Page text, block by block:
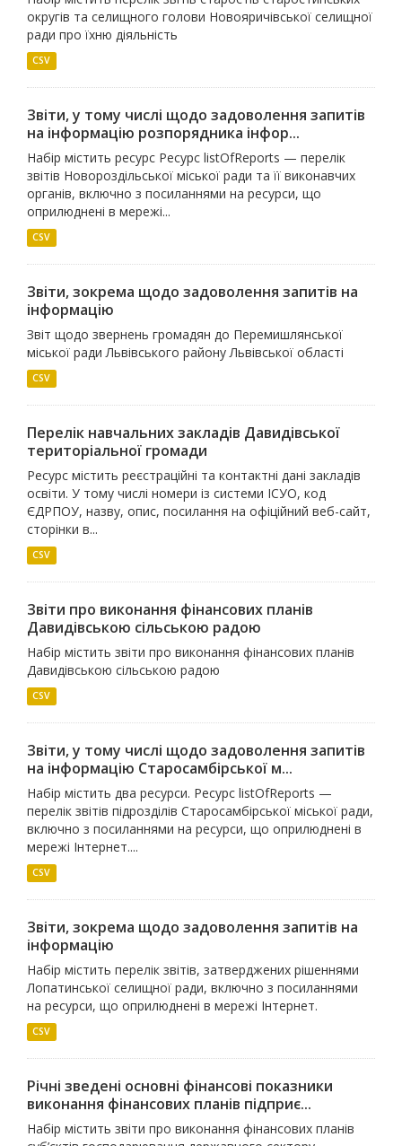
округів та селищного голови Новояричівської селищної
ради про їхню діяльність
CSV
Звіти, у тому числі щодо задоволення запитів
на інформацію розпорядника інфор...
Набір містить ресурс Ресурс listOfReports — перелік
звітів Новороздільської міської ради та її виконавчих
органів, включно з посиланнями на ресурси, що
оприлюднені в мережі...
CSV
Звіти, зокрема щодо задоволення запитів на
інформацію
Звіт щодо звернень громадян до Перемишлянської
міської ради Львівського району Львівської області
CSV
Перелік навчальних закладів Давидівської
територіальної громади
Ресурс містить реєстраційні та контактні дані закладів
освіти. У тому числі номери із системи ІСУО, код
ЄДРПОУ, назву, опис, посилання на офіційний веб-сайт,
сторінки в...
CSV
Звіти про виконання фінансових планів
Давидівською сільською радою
Набір містить звіти про виконання фінансових планів
Давидівською сільською радою
CSV
Звіти, у тому числі щодо задоволення запитів
на інформацію Старосамбірської м...
Набір містить два ресурси. Ресурс listOfReports —
перелік звітів підрозділів Старосамбірської міської ради,
включно з посиланнями на ресурси, що оприлюднені в
мережі Інтернет....
CSV
Звіти, зокрема щодо задоволення запитів на
інформацію
Набір містить перелік звітів, затверджених рішеннями
Лопатинської селищної ради, включно з посиланнями
на ресурси, що оприлюднені в мережі Інтернет.
CSV
Річні зведені основні фінансові показники
виконання фінансових планів підприє...
Набір містить звіти про виконання фінансових планів